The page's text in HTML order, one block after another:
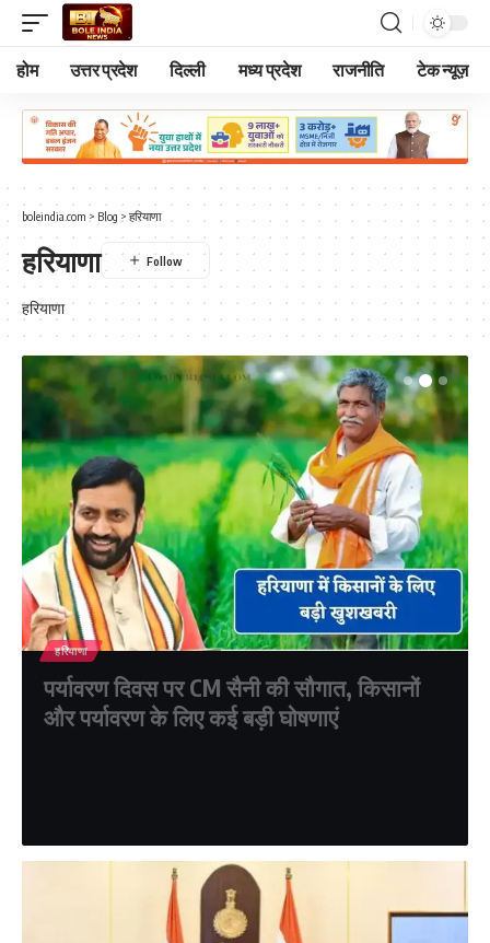
होम उत्तर प्रदेश दिल्ली मध्य प्रदेश राजनीति टेक न्यूज़
boleindia.com > Blog > हरियाणा
हरियाणा
हरियाणा
हरियाणा
पर्यावरण दिवस पर CM सैनी की सौगात, किसानों
और पर्यावरण के लिए कई बड़ी घोषणाएं